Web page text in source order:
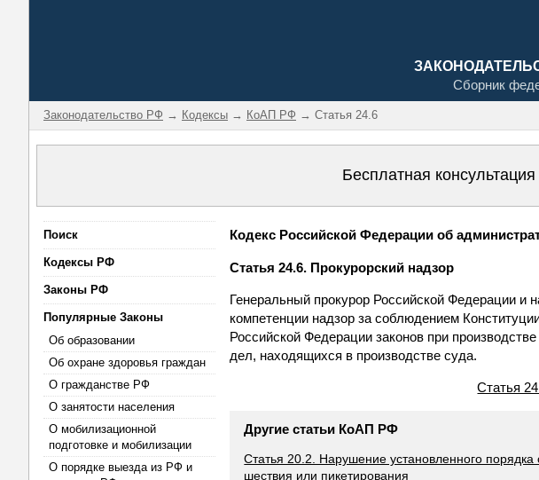
Сборник
Законодательство РФ → Кодексы → КоАП РФ → Статья 24.6
Бесплатная
Поиск
Кодексы РФ
Законы РФ
Популярные Законы
Об образовании
Об охране здоровья граждан
О гражданстве РФ
О занятости населения
О мобилизационной
подготовке и мобилизации
О порядке выезда из РФ и
Кодекс Российской Федерации об
Статья 24.6. Прокурорский надзор
Генеральный прокурор Российской Федерации
компетенции надзор за соблюдением
Российской Федерации законов при
дел, находящихся в производстве суда.
Статья
Другие статьи КоАП РФ
Статья 20.2. Нарушение установленного
шествия или пикетирования